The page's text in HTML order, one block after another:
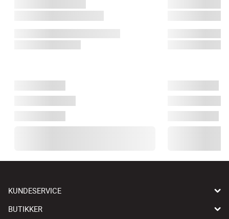
KUNDESERVICE
BUTIKKER